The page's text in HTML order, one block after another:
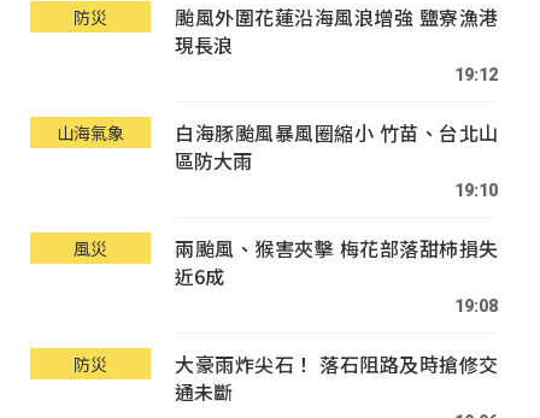
防災
颱風外圍花蓮沿海風浪增強 鹽寮漁港
現長浪
19:12
山海氣象
白海豚颱風暴風圈縮小 竹苗、台北山
區防大雨
19:10
風災
兩颱風、猴害夾擊 梅花部落甜柿損失
近6成
19:08
防災
大豪雨炸尖石！ 落石阻路及時搶修交
通未斷